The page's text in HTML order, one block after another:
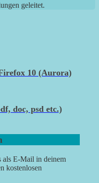
geleitet.
10 (Aurora)
doc, psd etc.)
als E-Mail in deinem
kostenlosen